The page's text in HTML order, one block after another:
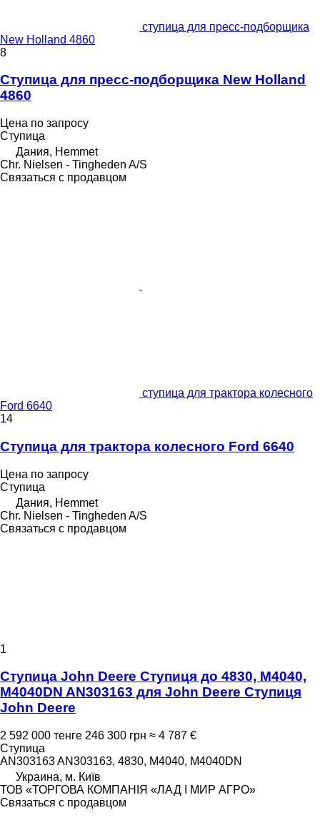
ступица для пресс-подборщика
New Holland 4860
8
Ступица для пресс-подборщика New Holland
4860
Цена по запросу
Ступица
Дания, Hemmet
Chr. Nielsen - Tingheden A/S
Связаться с продавцом
ступица для трактора колесного
Ford 6640
14
Ступица для трактора колесного Ford 6640
Цена по запросу
Ступица
Дания, Hemmet
Chr. Nielsen - Tingheden A/S
Связаться с продавцом
1
Ступица John Deere Ступиця до 4830, M4040,
M4040DN AN303163 для John Deere Ступиця
John Deere
2 592 000 тенге 246 300 грн ≈ 4 787 €
Ступица
AN303163 AN303163, 4830, M4040, M4040DN
Украина, м. Київ
ТОВ «ТОРГОВА КОМПАНІЯ «ЛАД І МИР АГРО»
Связаться с продавцом